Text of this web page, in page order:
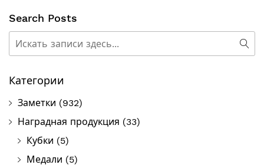
Search Posts
Категории
Заметки (932)
Наградная продукция (33)
Кубки (5)
Медали (5)